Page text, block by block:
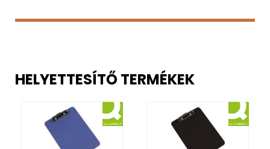
HELYETTESÍTŐ TERMÉKEK